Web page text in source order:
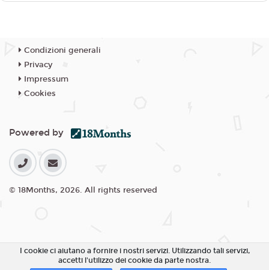
Condizioni generali
Privacy
Impressum
Cookies
Powered by
© 18Months, 2026. All rights reserved
I cookie ci aiutano a fornire i nostri servizi. Utilizzando tali servizi,
accetti l'utilizzo dei cookie da parte nostra.